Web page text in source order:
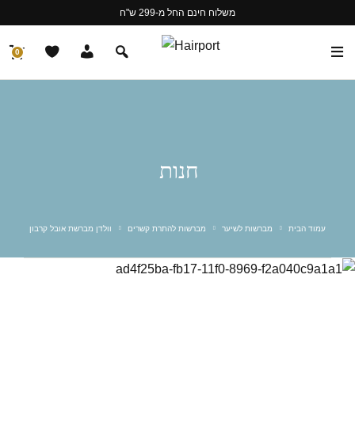
משלוח חינם החל מ-299 ש"ח
0
חנות
עמוד הבית מברשות לשיער מברשות להתרת קשרים וולדן מברשת אובל קרבון